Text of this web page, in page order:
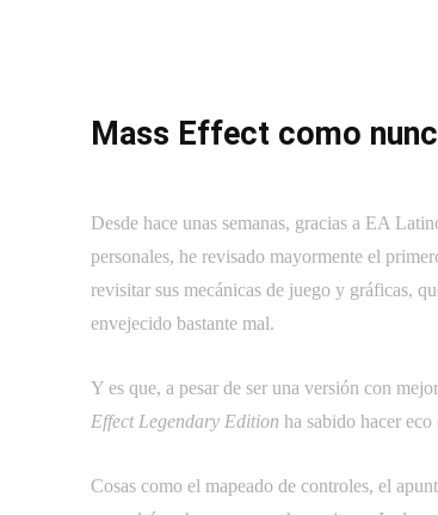
Mass Effect como
Desde hace unas semanas, gracias a EA
personales, he revisado mayormente el
revisitar sus mecánicas de juego y gráficas,
envejecido bastante mal.
Y es que, a pesar de ser una versión con
Effect Legendary Edition ha sabido hacer
Cosas como el mapeado de controles, el